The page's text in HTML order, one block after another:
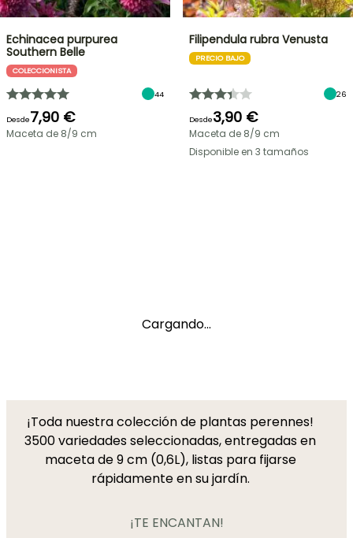
Echinacea purpurea
Southern Belle
COLECCIONISTA
44
Desde7,90 €
Maceta de 8/9 cm
Filipendula rubra Venusta
PRECIO BAJO
26
Desde3,90 €
Maceta de 8/9 cm
Disponible en 3 tamaños
Cargando...
¡Toda nuestra colección de plantas perennes!
3500 variedades seleccionadas, entregadas en
maceta de 9 cm (0,6L), listas para fijarse
rápidamente en su jardín.
¡TE ENCANTAN!